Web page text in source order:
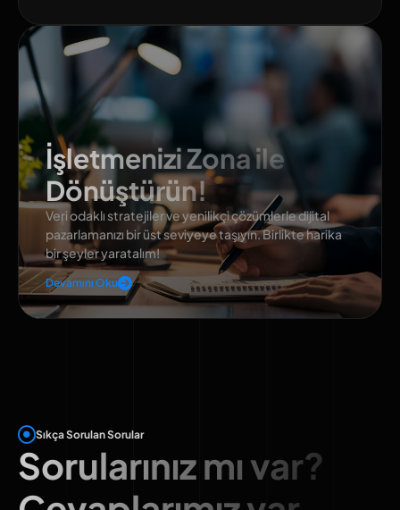
İşletmenizi Zona ile
Dönüştürün!
Veri odaklı stratejiler ve yenilikçi çözümlerle dijital
pazarlamanızı bir üst seviyeye taşıyın. Birlikte harika
bir şeyler yaratalım!
Devamını Oku
Sıkça Sorulan Sorular
Sorularınız mı var?